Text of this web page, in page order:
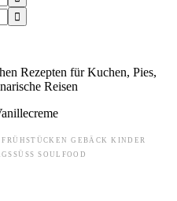
Rezepten für Kuchen, Pies,
Reisen
FRÜHSTÜCKEN GEBÄCK
KINDER
SOULFOOD